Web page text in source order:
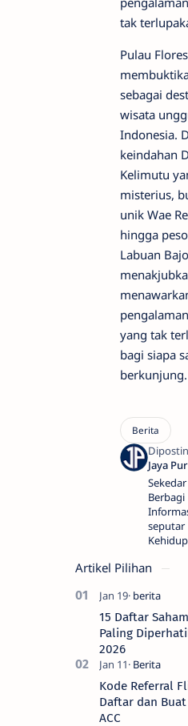
tak
Pulau
sebagai
wisata
Indonesia.
keindahan
Kelimutu
misterius,
unik Wae
hingga
Labuan
yang tak
bagi siapa
berkunjung.
Sekedar
Berbagi
seputar
Artikel Pilihan
15 Daftar
Paling
2026
Kode Referral
Daftar dan
ACC